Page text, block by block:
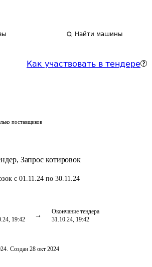
Найти машины
Как участвовать в тендере
поставщиков
, Запрос котировок
с 01.11.24 по 30.11.24
19:42
Окончание тендера
31.10.24, 19:42
. Создан 28 окт 2024